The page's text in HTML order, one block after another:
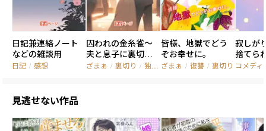
日記兼連絡ノート
などの雑談用
日記 / 感想
囚われの金糸雀～
夫と息子に裏切ら
れた私は別の男と
ざまぁ / 裏切り / 独占欲
皆様、地獄でどう
ぞお幸せに。
ざまぁ / 復讐 / 裏切り
寂しが
捨てら
コメディ
見逃せない作品